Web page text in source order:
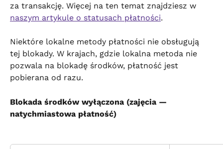
za transakcję. Więcej na ten temat znajdziesz w
naszym artykule o statusach płatności.
Niektóre lokalne metody płatności nie obsługują
tej blokady. W krajach, gdzie lokalna metoda nie
pozwala na blokadę środków, płatność jest
pobierana od razu.
Blokada środków wyłączona (zajęcia —
natychmiastowa płatność)